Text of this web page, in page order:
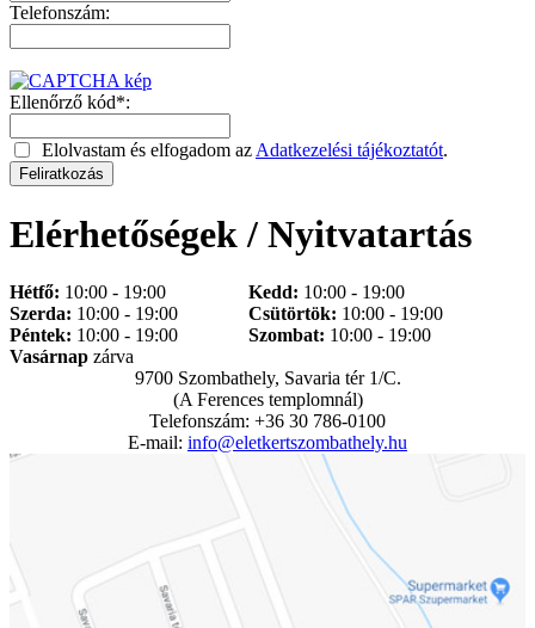
Telefonszám:
Ellenőrző kód*:
Elolvastam és elfogadom az Adatkezelési tájékoztatót.
Elérhetőségek / Nyitvatartás
Hétfő: 10:00 - 19:00 Kedd: 10:00 - 19:00
Szerda: 10:00 - 19:00 Csütörtök: 10:00 - 19:00
Péntek: 10:00 - 19:00 Szombat: 10:00 - 19:00
Vasárnap zárva
9700 Szombathely, Savaria tér 1/C.
(A Ferences templomnál)
Telefonszám: +36 30 786-0100
E-mail: info@eletkertszombathely.hu